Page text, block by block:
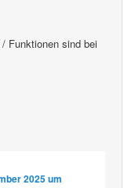
Funktionen sind bei
2025 um